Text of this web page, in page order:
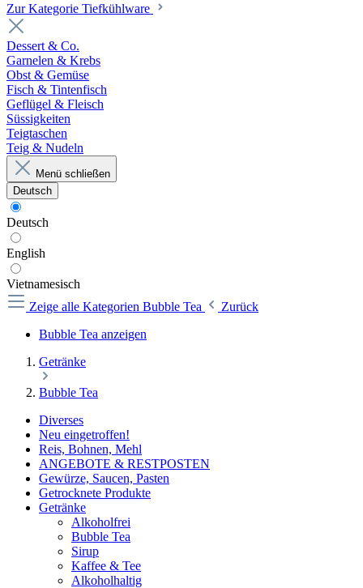
Zur Kategorie Tiefkühlware
Dessert & Co.
Garnelen & Krebs
Obst & Gemüse
Fisch & Tintenfisch
Geflügel & Fleisch
Süssigkeiten
Teigtaschen
Teig & Nudeln
Menü schließen
Deutsch
Deutsch
English
Vietnamesisch
Zeige alle Kategorien Bubble Tea
Zurück
Bubble Tea anzeigen
Getränke
Bubble Tea
Diverses
Neu eingetroffen!
Reis, Bohnen, Mehl
ANGEBOTE & RESTPOSTEN
Gewürze, Saucen, Pasten
Getrocknete Produkte
Getränke
Alkoholfrei
Bubble Tea
Sirup
Kaffee & Tee
Alkoholhaltig